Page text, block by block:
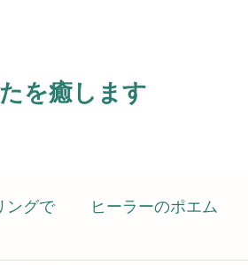
を癒します
ングで ヒーラーのポエム